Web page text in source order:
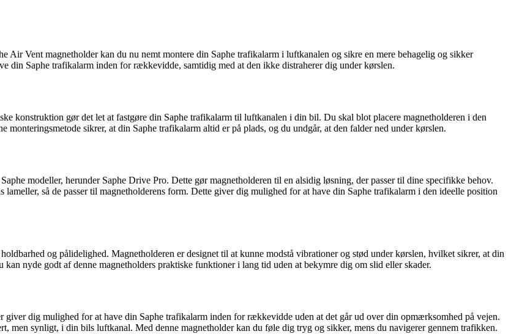
Vent magnetholder kan du nu nemt montere din Saphe trafikalarm i luftkanalen og sikre en mere behagelig og sikker
din Saphe trafikalarm inden for rækkevidde, samtidig med at den ikke distraherer dig under kørslen.
konstruktion gør det let at fastgøre din Saphe trafikalarm til luftkanalen i din bil. Du skal blot placere magnetholderen i den
sikrer, at din Saphe trafikalarm altid er på plads, og du undgår, at den falder ned under kørslen.
modeller, herunder Saphe Drive Pro. Dette gør magnetholderen til en alsidig løsning, der passer til dine specifikke behov.
så de passer til magnetholderens form. Dette giver dig mulighed for at have din Saphe trafikalarm i den ideelle position
og pålidelighed. Magnetholderen er designet til at kunne modstå vibrationer og stød under kørslen, hvilket sikrer, at din
nyde godt af denne magnetholders praktiske funktioner i lang tid uden at bekymre dig om slid eller skader.
giver dig mulighed for at have din Saphe trafikalarm inden for rækkevidde uden at det går ud over din opmærksomhed på vejen.
men synligt, i din bils luftkanal. Med denne magnetholder kan du føle dig tryg og sikker, mens du navigerer gennem trafikken.